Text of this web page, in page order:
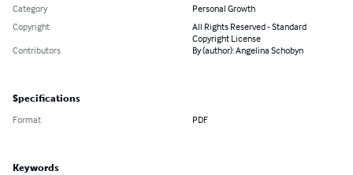
Category
Personal Growth
Copyright
All Rights Reserved - Standard
Copyright License
Contributors
By (author): Angelina Schobyn
Specifications
Format PDF
Keywords